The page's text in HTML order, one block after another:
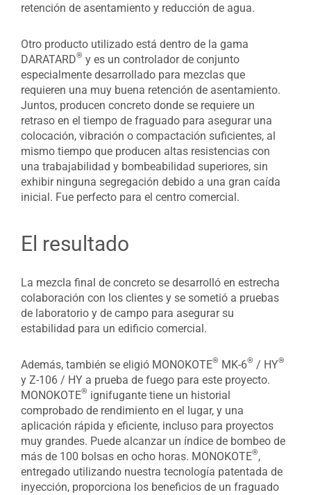
retención de asentamiento y reducción de agua.
Otro producto utilizado está dentro de la gama
DARATARD® y es un controlador de conjunto
especialmente desarrollado para mezclas que
requieren una muy buena retención de asentamiento.
Juntos, producen concreto donde se requiere un
retraso en el tiempo de fraguado para asegurar una
colocación, vibración o compactación suficientes, al
mismo tiempo que producen altas resistencias con
una trabajabilidad y bombeabilidad superiores, sin
exhibir ninguna segregación debido a una gran caída
inicial. Fue perfecto para el centro comercial.
El resultado
La mezcla final de concreto se desarrolló en estrecha
colaboración con los clientes y se sometió a pruebas
de laboratorio y de campo para asegurar su
estabilidad para un edificio comercial.
Además, también se eligió MONOKOTE® MK-6® / HY®
y Z-106 / HY a prueba de fuego para este proyecto.
MONOKOTE® ignifugante tiene un historial
comprobado de rendimiento en el lugar, y una
aplicación rápida y eficiente, incluso para proyectos
muy grandes. Puede alcanzar un índice de bombeo de
más de 100 bolsas en ocho horas. MONOKOTE®,
entregado utilizando nuestra tecnología patentada de
inyección, proporciona los beneficios de un fraguado